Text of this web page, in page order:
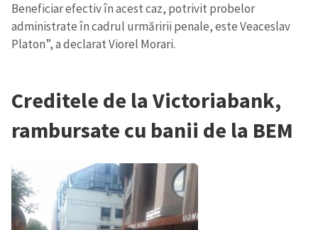
Beneficiar efectiv în acest caz, potrivit probelor
administrate în cadrul urmăririi penale, este Veaceslav
Platon”, a declarat Viorel Morari.
Creditele de la Victoriabank,
rambursate cu banii de la BEM
ȘTIREA MEA
Fotografie
+ Încarcă imagine
Mesajul știrei
+ Mesajul știrei